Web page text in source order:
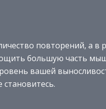
повторений, а в
большую часть
вашей